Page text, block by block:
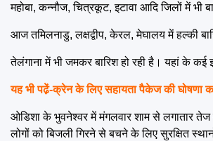
महोबा, कन्नौज, चित्रकूट, इटावा आदि जिलों में भी
आज तमिलनाडु, लक्षद्वीप, केरल, मेघालय में हल्की
तेलंगाना में भी जमकर बारिश हो रही है। यहां के कई
यह भी पढे़ं-क्रेन के लिए सहायता पैकेज की घोषणा
ओडिशा के भुवनेश्वर में मंगलवार शाम से लगातार तेज
लोगों को बिजली गिरने से बचने के लिए सुरक्षित